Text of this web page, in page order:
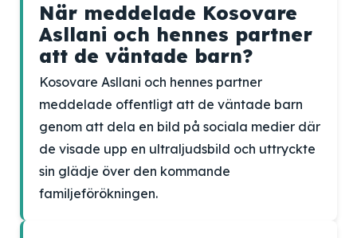
När meddelade Kosovare
Asllani och hennes partner
att de väntade barn?
Kosovare Asllani och hennes partner
meddelade offentligt att de väntade barn
genom att dela en bild på sociala medier där
de visade upp en ultraljudsbild och uttryckte
sin glädje över den kommande
familjeförökningen.